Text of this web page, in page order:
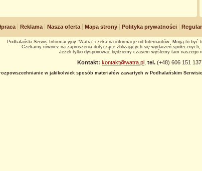
Reklama Nasza oferta Mapa strony Polityka prywatności
Podhalański Serwis Informacyjny "Watra" czeka na informacje od Internautów. Mogą to być
Czekamy również na zaproszenia dotyczące zbliżających się wydarzeń
Jeżeli tylko dysponować będziemy czasem wyślemy tam naszego
Kontakt: kontakt@watra.pl tel. (+48) 606 151 137
w jakikolwiek sposób materiałów zawartych w Podhalańskim